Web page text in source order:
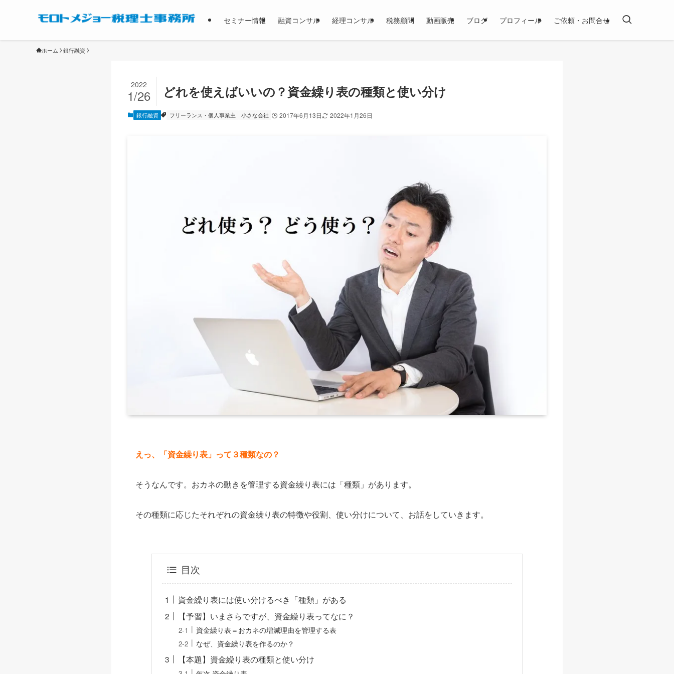
セミナー情報 融資コンサル 経理コンサル 税務顧問 動画販売 ブログ プロフィール ご依頼・お問合せ
ホーム 銀行融資
どれを使えばいいの？資金繰り表の種類と使い分け
2022
1/26
銀行融資 フリーランス・個人事業主 小さな会社 2017年6月13日 2022年1月26日
えっ、「資金繰り表」って３種類なの？
そうなんです。おカネの動きを管理する資金繰り表には「種類」があります。
その種類に応じたそれぞれの資金繰り表の特徴や役割、使い分けについて、お話をしていきます。
目次
資金繰り表には使い分けるべき「種類」がある
【予習】いまさらですが、資金繰り表ってなに？
資金繰り表＝おカネの増減理由を管理する表
なぜ、資金繰り表を作るのか？
【本題】資金繰り表の種類と使い分け